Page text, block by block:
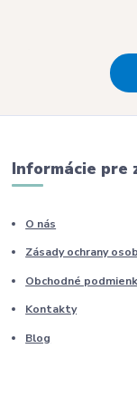
Informácie pre
O nás
Zásady ochrany
Obchodné
Kontakty
Blog